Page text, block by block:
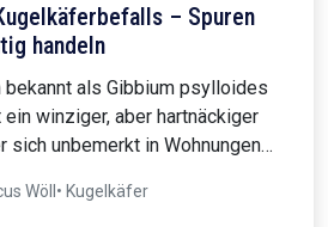
– Spuren
handeln
bekannt als Gibbium psylloides
winziger, aber hartnäckiger
sich unbemerkt in Wohnungen…
Wöll • Kugelkäfer